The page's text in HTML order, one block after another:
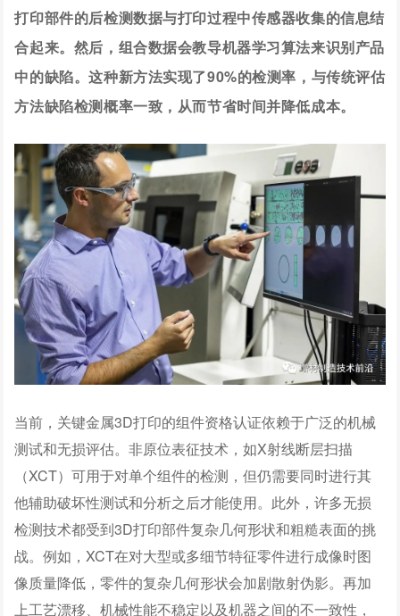
打印部件的后检测数据与打印过程中传感器收集的信息结
合起来。然后，组合数据会教导机器学习算法来识别产品
中的缺陷。这种新方法实现了90%的检测率，与传统评估
方法缺陷检测概率一致，从而节省时间并降低成本。
当前，关键金属3D打印的组件资格认证依赖于广泛的机械
测试和无损评估。非原位表征技术，如X射线断层扫描
（XCT）可用于对单个组件的检测，但仍需要同时进行其
他辅助破坏性测试和分析之后才能使用。此外，许多无损
检测技术都受到3D打印部件复杂几何形状和粗糙表面的挑
战。例如，XCT在对大型或多细节特征零件进行成像时图
像质量降低，零件的复杂几何形状会加剧散射伪影。再加
上工艺漂移、机械性能不稳定以及机器之间的不一致性，